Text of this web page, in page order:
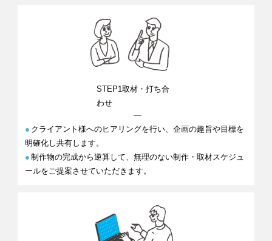
STEP1取材・ 打ち合
わせ
● クライアント様へのヒアリングを行い、企画の趣旨や目標を
明確化し共有します。
● 制作物の完成から逆算して、無理のない制作・取材スケジュ
ールをご提案させていただきます。